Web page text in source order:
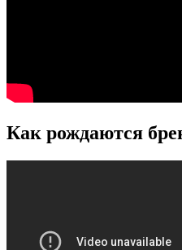
Как рождаются